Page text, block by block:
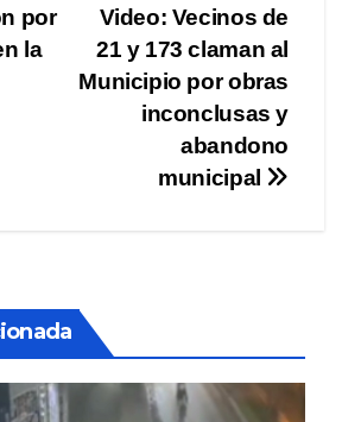
Video: Vecinos de
21 y 173 claman al
Municipio por obras
inconclusas y
abandono
municipal
por
la